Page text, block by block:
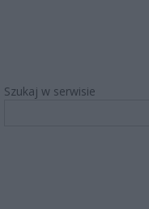
Szukaj w serwisie